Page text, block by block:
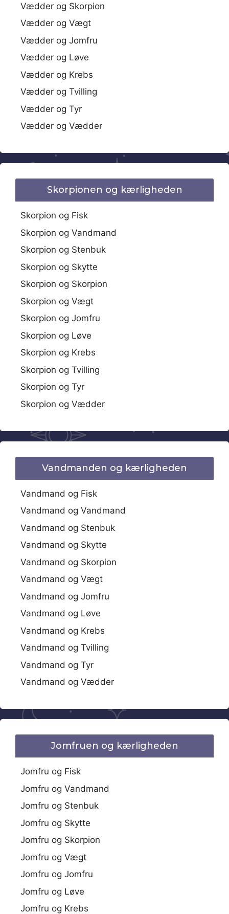
Vædder og Skorpion
Vædder og Vægt
Vædder og Jomfru
Vædder og Løve
Vædder og Krebs
Vædder og Tvilling
Vædder og Tyr
Vædder og Vædder
Skorpionen og kærligheden
Skorpion og Fisk
Skorpion og Vandmand
Skorpion og Stenbuk
Skorpion og Skytte
Skorpion og Skorpion
Skorpion og Vægt
Skorpion og Jomfru
Skorpion og Løve
Skorpion og Krebs
Skorpion og Tvilling
Skorpion og Tyr
Skorpion og Vædder
Vandmanden og kærligheden
Vandmand og Fisk
Vandmand og Vandmand
Vandmand og Stenbuk
Vandmand og Skytte
Vandmand og Skorpion
Vandmand og Vægt
Vandmand og Jomfru
Vandmand og Løve
Vandmand og Krebs
Vandmand og Tvilling
Vandmand og Tyr
Vandmand og Vædder
Jomfruen og kærligheden
Jomfru og Fisk
Jomfru og Vandmand
Jomfru og Stenbuk
Jomfru og Skytte
Jomfru og Skorpion
Jomfru og Vægt
Jomfru og Jomfru
Jomfru og Løve
Jomfru og Krebs